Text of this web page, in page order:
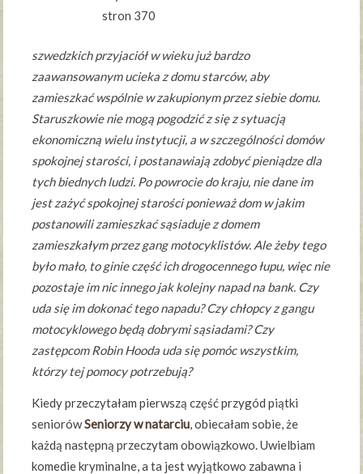
stron 370
szwedzkich przyjaciół w wieku już bardzo
zaawansowanym ucieka z domu starców, aby
zamieszkać wspólnie w zakupionym przez siebie domu.
Staruszkowie nie mogą pogodzić z się z sytuacją
ekonomiczną wielu instytucji, a w szczególności domów
spokojnej starości, i postanawiają zdobyć pieniądze dla
tych biednych ludzi. Po powrocie do kraju, nie dane im
jest zażyć spokojnej starości ponieważ dom w jakim
postanowili zamieszkać sąsiaduje z domem
zamieszkałym przez gang motocyklistów. Ale żeby tego
było mało, to ginie część ich drogocennego łupu, więc nie
pozostaje im nic innego jak kolejny napad na bank. Czy
uda się im dokonać tego napadu? Czy chłopcy z gangu
motocyklowego będą dobrymi sąsiadami? Czy
zastępcom Robin Hooda uda się pomóc wszystkim,
którzy tej pomocy potrzebują?
Kiedy przeczytałam pierwszą część przygód piątki
seniorówSeniorzy w natarciu , obiecałam sobie, że
każdą następną przeczytam obowiązkowo. Uwielbiam
komedie kryminalne, a ta jest wyjątkowo zabawna i